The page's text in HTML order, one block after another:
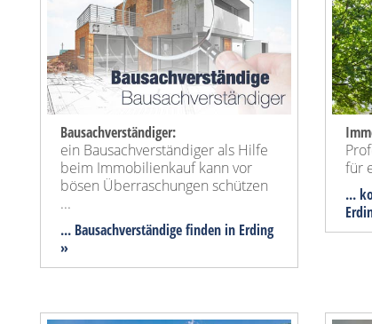
Bausachverständiger:
ein Bausachverständiger als Hilfe
beim Immobilienkauf kann vor
bösen Überraschungen schützen
...
... Bausachverständige finden in Erding
»
für
...